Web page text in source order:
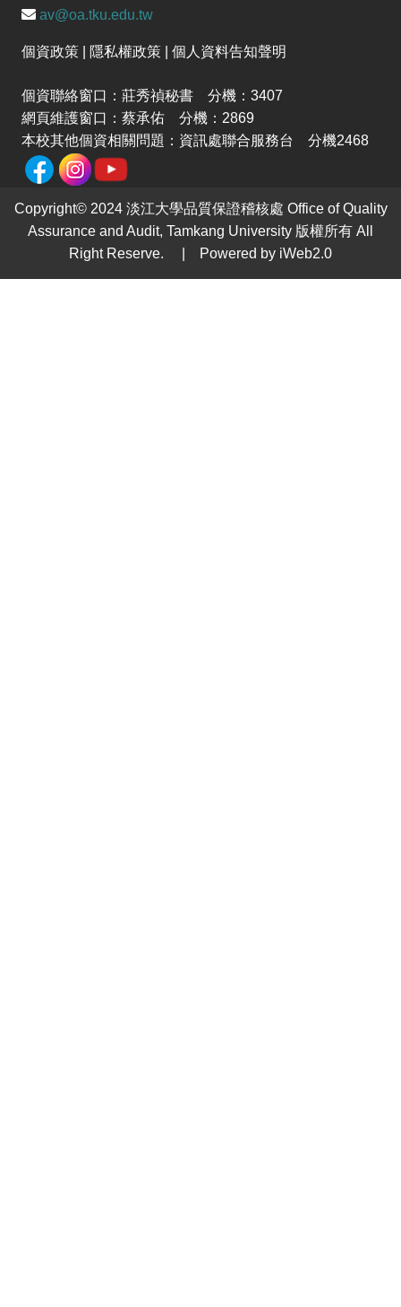
av@oa.tku.edu.tw
個資政策 | 隱私權政策 | 個人資料告知聲明
個資聯絡窗口：莊秀禎秘書 分機：3407
網頁維護窗口：蔡承佑 分機：2869
本校其他個資相關問題：資訊處聯合服務台 分機2468
Copyright© 2024 淡江大學品質保證稽核處 Office of Quality
Assurance and Audit, Tamkang University 版權所有 All
Right Reserve. | Powered by iWeb2.0